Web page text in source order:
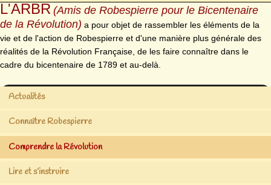
L'ARBR (Amis de Robespierre pour le Bicentenaire
de la Révolution) a pour objet de rassembler les éléments de la
vie et de l'action de Robespierre et d'une manière plus générale des
réalités de la Révolution Française, de les faire connaître dans le
cadre du bicentenaire de 1789 et au-delà.
Actualités
Connaître Robespierre
Comprendre la Révolution
Lire et s’instruire